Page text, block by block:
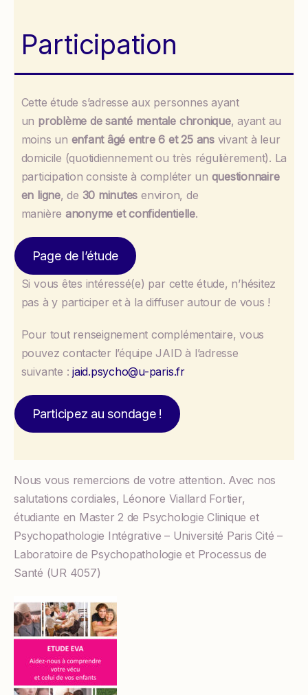
Participation
Cette étude s’adresse aux personnes ayant
un problème de santé mentale chronique, ayant au
moins un enfant âgé entre 6 et 25 ansvivant à leur
domicile (quotidiennement ou très régulièrement). La
participation consiste à compléter un questionnaire
en ligne, de 30 minutes environ, de
manière anonyme et confidentielle.
Page de l’étude
Si vous êtes intéressé(e) par cette étude, n’hésitez
pas à y participer et à la diffuser autour de vous !
Pour tout renseignement complémentaire, vous
pouvez contacter l’équipe JAID à l’adresse
suivante :jaid.psycho@u-paris.fr
Participez au sondage !
Nous vous remercions de votre attention. Avec nos
salutations cordiales, Léonore Viallard Fortier,
étudiante en Master 2 de Psychologie Clinique et
Psychopathologie Intégrative – Université Paris Cité –
Laboratoire de Psychopathologie et Processus de
Santé (UR 4057)